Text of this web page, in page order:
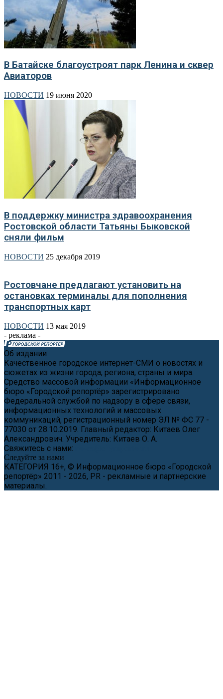
В Батайске благоустроят парк Ленина и сквер
Авиаторов
НОВОСТИ 19 июня 2020
В поддержку министра здравоохранения
Ростовской области Татьяны Быковской
сняли фильм
НОВОСТИ 25 декабря 2019
Ростовчане предлагают установить на
остановках терминалы для пополнения
транспортных карт
НОВОСТИ 13 мая 2019
- реклама -
Об издании
Качественное городское интернет-СМИ о новостях и
сюжетах из жизни города, региона, страны и мира.
Средство массовой информации «Информационное
бюро «Городской репортёр» зарегистрировано
Федеральной службой по надзору в сфере связи,
информационных технологий и массовых
коммуникаций, регистрационный номер ЭЛ № ФС 77 -
77030 от 28.10.2019. Главный редактор: Китаев Олег
Александрович. Учредитель: Китаев О. А.
Свяжитесь с нами:
Следуйте за нами
КАТЕГОРИЯ 16+, © Информационное бюро «Городской
репортёр» 2011 - 2026, PR - рекламные и партнерские
материалы.